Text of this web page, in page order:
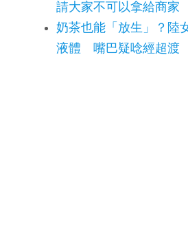
請大家不可以拿給商家
奶茶也能「放生」？陸
液體 嘴巴疑唸經超渡